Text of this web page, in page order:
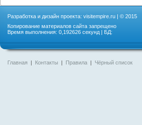
Разработка и дизайн проекта: visitempire.ru | © 2015
Копирование материалов сайта запрещено
Время выполнения: 0,192626 секунд | БД:
Главная | Контакты | Правила | Чёрный список